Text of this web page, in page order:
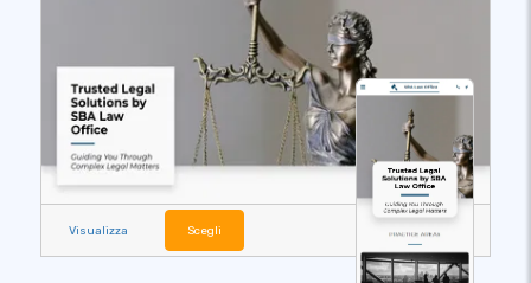
Visualizza Scegli